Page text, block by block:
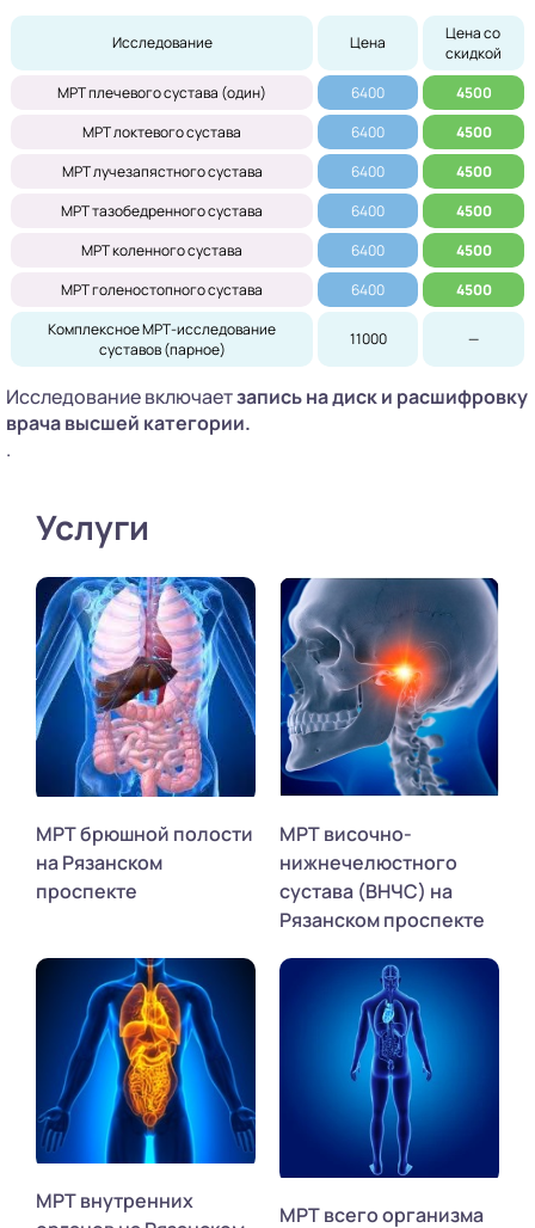
Исследование Цена
Цена со
скидкой
МРТ плечевого сустава (один)
6400
4500
МРТ локтевого сустава
6400
4500
МРТ лучезапястного сустава
6400
4500
МРТ тазобедренного сустава
6400
4500
МРТ коленного сустава
6400
4500
МРТ голеностопного сустава
6400
4500
Комплексное МРТ-исследование
суставов (парное)
11000 —
Исследование включаетзапись на диски расшифровку
врача высшей категории.
.
Услуги
МРТ брюшной полости
на Рязанском
проспекте
МРТ височно-
нижнечелюстного
сустава (ВНЧС) на
Рязанском проспекте
МРТ внутренних
МРТ всего организма